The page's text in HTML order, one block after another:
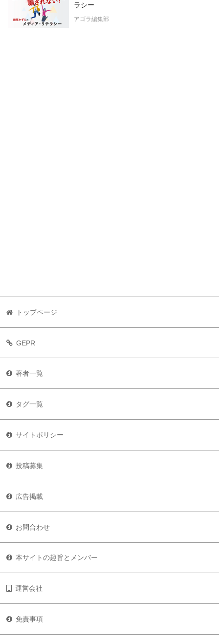
ラシー
アゴラ編集部
トップページ
GEPR
著者一覧
タグ一覧
サイトポリシー
投稿募集
広告掲載
お問合わせ
本サイトの趣旨とメンバー
運営会社
免責事項